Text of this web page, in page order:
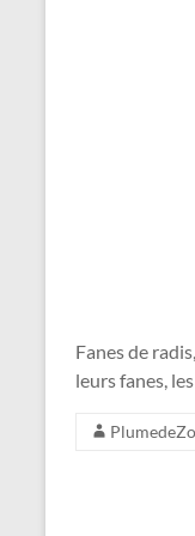
Fanes de
leurs fanes,
PlumedeZo